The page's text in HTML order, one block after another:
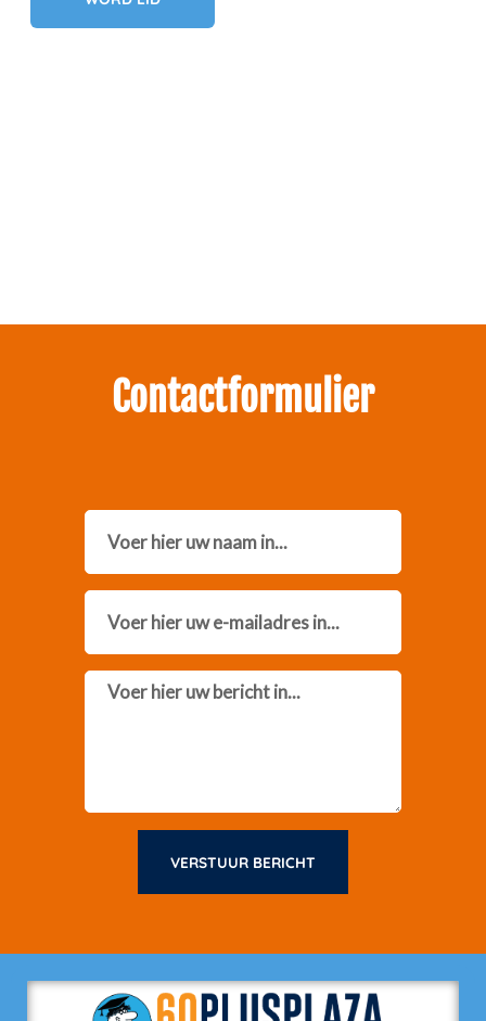
Contactformulier
Message
VERSTUUR BERICHT